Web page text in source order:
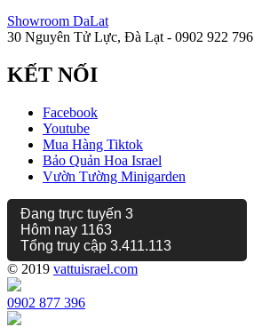
Showroom DaLat
30 Nguyên Tử Lực, Đà Lạt - 0902 922 796
KẾT NỐI
Facebook
Youtube
Mua Hàng Tiktok
Bảo Quản Hoa Israel
Vườn Tường Minigarden
Đang trực tuyến 3
Hôm nay 1163
Tổng truy cập 3.411.113
© 2019 vattuisrael.com
0902 877 396